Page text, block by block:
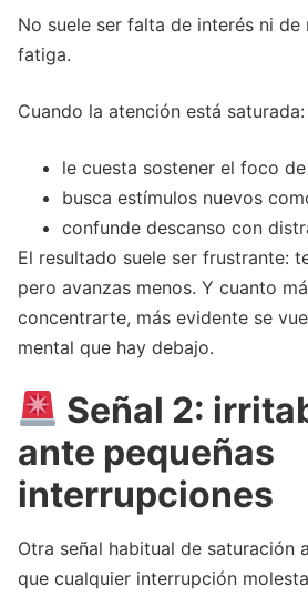
No suele ser falta de interés ni de
fatiga.
Cuando la atención está saturada:
le cuesta sostener el foco
busca estímulos nuevos
confunde descanso con
El resultado suele ser frustrante:
pero avanzas menos. Y cuanto
concentrarte, más evidente se
mental que hay debajo.
Señal 2:
ante pequeñas
interrupciones
Otra señal habitual de saturación
que cualquier interrupción